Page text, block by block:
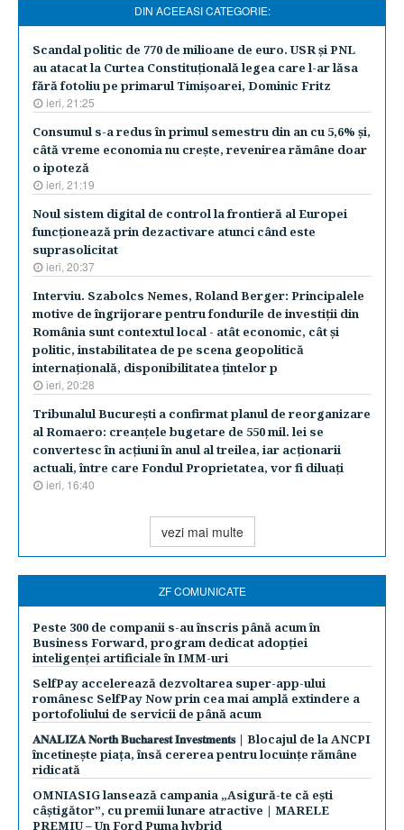
DIN ACEEASI CATEGORIE:
Scandal politic de 770 de milioane de euro. USR şi PNL
au atacat la Curtea Constituţională legea care l-ar lăsa
fără fotoliu pe primarul Timişoarei, Dominic Fritz
ieri, 21:25
Consumul s-a redus în primul semestru din an cu 5,6% şi,
câtă vreme economia nu creşte, revenirea rămâne doar
o ipoteză
ieri, 21:19
Noul sistem digital de control la frontieră al Europei
funcţionează prin dezactivare atunci când este
suprasolicitat
ieri, 20:37
Interviu. Szabolcs Nemes, Roland Berger: Principalele
motive de îngrijorare pentru fondurile de investiţii din
România sunt contextul local - atât economic, cât şi
politic, instabilitatea de pe scena geopolitică
internaţională, disponibilitatea ţintelor p
ieri, 20:28
Tribunalul Bucureşti a confirmat planul de reorganizare
al Romaero: creanţele bugetare de 550 mil. lei se
convertesc în acţiuni în anul al treilea, iar acţionarii
actuali, între care Fondul Proprietatea, vor fi diluaţi
ieri, 16:40
vezi mai multe
ZF COMUNICATE
Peste 300 de companii s-au înscris până acum în
Business Forward, program dedicat adopției
inteligenței artificiale în IMM-uri
SelfPay accelerează dezvoltarea super-app-ului
românesc SelfPay Now prin cea mai amplă extindere a
portofoliului de servicii de până acum
𝐀𝐍𝐀𝐋𝐈𝐙𝐀 𝐍𝐨𝐫𝐭𝐡 𝐁𝐮𝐜𝐡𝐚𝐫𝐞𝐬𝐭 𝐈𝐧𝐯𝐞𝐬𝐭𝐦𝐞𝐧𝐭𝐬 | Blocajul de la ANCPI
încetinește piața, însă cererea pentru locuințe rămâne
ridicată
OMNIASIG lansează campania „Asigură-te că ești
câștigător”, cu premii lunare atractive | MARELE
PREMIU – Un Ford Puma hybrid